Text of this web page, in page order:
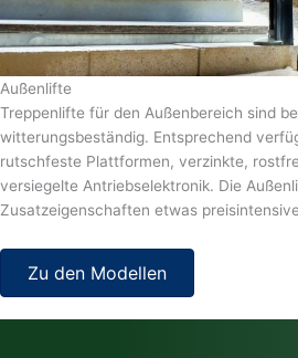
Außenlifte
Treppenlifte für den Außenbereich sind
witterungsbeständig. Entsprechend
rutschfeste Plattformen, verzinkte,
versiegelte Antriebselektronik. Die
Zusatzeigenschaften etwas
Zu den Modellen